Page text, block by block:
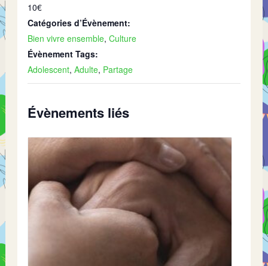
10€
Catégories d’Évènement:
Bien vivre ensemble,Culture
Évènement Tags:
Adolescent,Adulte, Partage
Évènements liés